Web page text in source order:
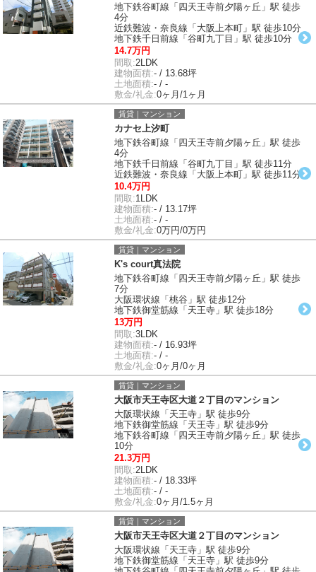
地下鉄谷町線「四天王寺前夕陽ヶ丘」駅 徒歩
4分
近鉄難波・奈良線「大阪上本町」駅 徒歩10分
地下鉄千日前線「谷町九丁目」駅 徒歩10分
14.7万円
間取:2LDK
建物面積:- / 13.68坪
土地面積:- / -
敷金/礼金:0ヶ月/1ヶ月
賃貸｜マンション
カナセ上汐町
地下鉄谷町線「四天王寺前夕陽ヶ丘」駅 徒歩
4分
地下鉄千日前線「谷町九丁目」駅 徒歩11分
近鉄難波・奈良線「大阪上本町」駅 徒歩11分
10.4万円
間取:1LDK
建物面積:- / 13.17坪
土地面積:- / -
敷金/礼金:0万円/0万円
賃貸｜マンション
K's court真法院
地下鉄谷町線「四天王寺前夕陽ヶ丘」駅 徒歩
7分
大阪環状線「桃谷」駅 徒歩12分
地下鉄御堂筋線「天王寺」駅 徒歩18分
13万円
間取:3LDK
建物面積:- / 16.93坪
土地面積:- / -
敷金/礼金:0ヶ月/0ヶ月
賃貸｜マンション
大阪市天王寺区大道２丁目のマンション
大阪環状線「天王寺」駅 徒歩9分
地下鉄御堂筋線「天王寺」駅 徒歩9分
地下鉄谷町線「四天王寺前夕陽ヶ丘」駅 徒歩
10分
21.3万円
間取:2LDK
建物面積:- / 18.33坪
土地面積:- / -
敷金/礼金:0ヶ月/1.5ヶ月
賃貸｜マンション
大阪市天王寺区大道２丁目のマンション
大阪環状線「天王寺」駅 徒歩9分
地下鉄御堂筋線「天王寺」駅 徒歩9分